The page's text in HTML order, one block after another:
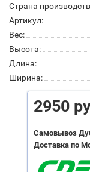
Страна
Артикул:
Вес:
Высота:
Длина:
Ширина:
2950
Самовывоз
Доставка по